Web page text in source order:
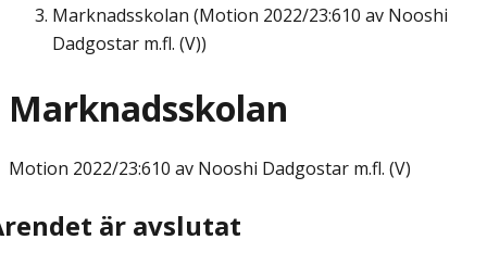
Marknadsskolan (Motion 2022/23:610 av Nooshi
Dadgostar m.fl. (V))
Marknadsskolan
Motion 2022/23:610 av Nooshi Dadgostar m.fl. (V)
är avslutat